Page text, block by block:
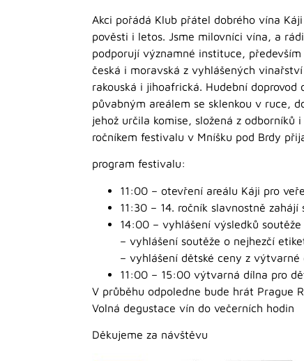
Akci pořádá Klub přátel dobrého vína
pověsti i letos. Jsme milovníci vína, a
podporují významné instituce,
česká i moravská z vyhlášených
rakouská i jihoafrická. Hudební
půvabným areálem se sklenkou v ruce,
jehož určila komise, složená z
ročníkem festivalu v Mníšku pod Brdy
program festivalu:
11:00 – otevření areálu Káji pro
11:30 – 14. ročník slavnostně
14:00 – vyhlášení výsledků
– vyhlášení soutěže o nejhezčí
– vyhlášení dětské ceny z výtvarné
11:00 – 15:00 výtvarná dílna pro
V průběhu odpoledne bude hrát Prague
Volná degustace vín do večerních hodin
Děkujeme za návštěvu